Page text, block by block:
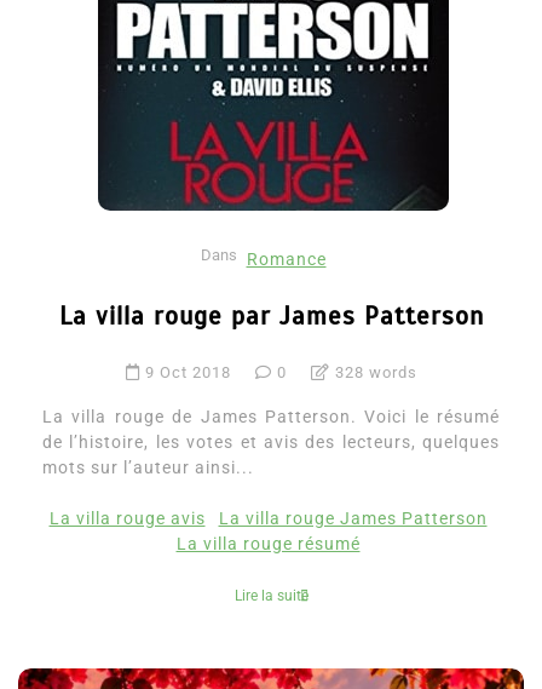
Dans Romance
La villa rouge par James Patterson
9 Oct 2018 0 328 words
La villa rouge de James Patterson. Voici le résumé
de l’histoire, les votes et avis des lecteurs, quelques
mots sur l’auteur ainsi...
La villa rouge avis
La villa rouge James Patterson
La villa rouge résumé
Lire la suite